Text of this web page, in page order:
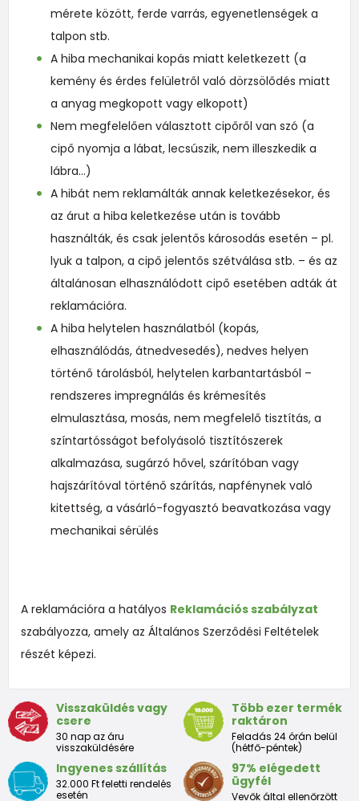
mérete között, ferde varrás, egyenetlenségek a
talpon stb.
A hiba mechanikai kopás miatt keletkezett (a
kemény és érdes felületről való dörzsölődés miatt
a anyag megkopott vagy elkopott)
Nem megfelelően választott cipőről van szó (a
cipő nyomja a lábat, lecsúszik, nem illeszkedik a
lábra…)
A hibát nem reklamálták annak keletkezésekor, és
az árut a hiba keletkezése után is tovább
használták, és csak jelentős károsodás esetén – pl.
lyuk a talpon, a cipő jelentős szétválása stb. – és az
általánosan elhasználódott cipő esetében adták át
reklamációra.
A hiba helytelen használatból (kopás,
elhasználódás, átnedvesedés), nedves helyen
történő tárolásból, helytelen karbantartásból –
rendszeres impregnálás és krémesítés
elmulasztása, mosás, nem megfelelő tisztítás, a
színtartósságot befolyásoló tisztítószerek
alkalmazása, sugárzó hővel, szárítóban vagy
hajszárítóval történő szárítás, napfénynek való
kitettség, a vásárló-fogyasztó beavatkozása vagy
mechanikai sérülés
A reklamációra a hatályos Reklamációs szabályzat
szabályozza, amely az Általános Szerződési Feltételek
részét képezi.
Visszaküldés vagy
csere
30 nap az áru
visszaküldésére
Több ezer termék
raktáron
Feladás 24 órán belül
(hétfő-péntek)
Ingyenes szállítás
32.000 Ft feletti rendelés
esetén
97% elégedett
ügyfél
Vevők által ellenőrzött